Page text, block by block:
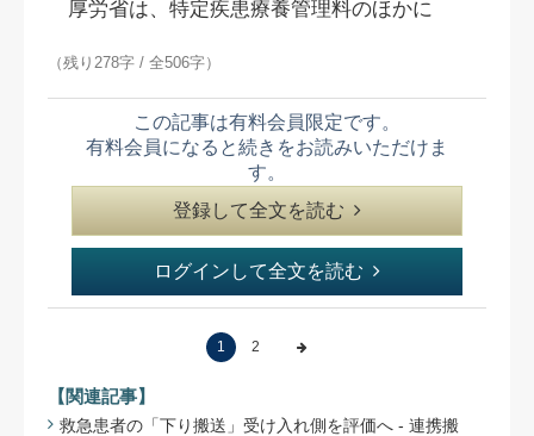
厚労省は、特定疾患療養管理料のほかに
（残り278字 / 全506字）
この記事は有料会員限定です。
有料会員になると続きをお読みいただけま
す。
登録して全文を読む
ログインして全文を読む
1 2
【関連記事】
救急患者の「下り搬送」受け入れ側を評価へ - 連携搬